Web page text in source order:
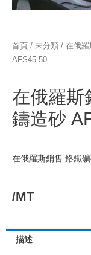
首頁 / 未分類 / 在俄羅
AFS45-50
在俄羅斯
鑄造砂
在俄羅斯銷售 鉻鐵
/MT
描述